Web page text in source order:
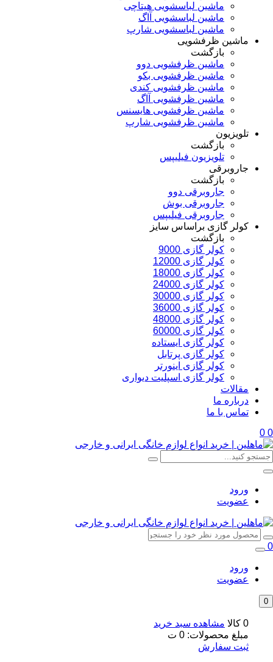
ماشین لباسشویی هیتاچی
ماشین لباسشویی آاگ
ماشین لباسشویی شارپ
ماشین ظرفشویی
بازگشت
ماشین ظرفشویی دوو
ماشین ظرفشویی بکو
ماشین ظرفشویی کندی
ماشین ظرفشویی آاگ
ماشین ظرفشویی هایسنس
ماشین ظرفشویی شارپ
تلویزیون
بازگشت
تلویزیون فیلیپس
جاروبرقی
بازگشت
جاروبرقی دوو
جاروبرقی بوش
جاروبرقی فیلیپس
کولر گازی براساس سایز
بازگشت
کولر گازی 9000
کولر گازی 12000
کولر گازی 18000
کولر گازی 24000
کولر گازی 30000
کولر گازی 36000
کولر گازی 48000
کولر گازی 60000
کولر گازی ایستاده
کولر گازی پرتابل
کولر گازی اینورتر
کولر گازی اسپلیت دیواری
مقالات
درباره ما
تماس با ما
0
0
ورود
عضویت
0
ورود
عضویت
0
0 کالا
مشاهده سبد خرید
مبلغ محصولات: 0 ت
ثبت سفارش